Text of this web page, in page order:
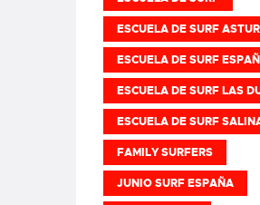
ESCUELA DE SURF
ESCUELA DE SURF
ESCUELA DE SURF LAS
ESCUELA DE SURF
FAMILY SURFERS
JUNIO SURF ESPAÑA